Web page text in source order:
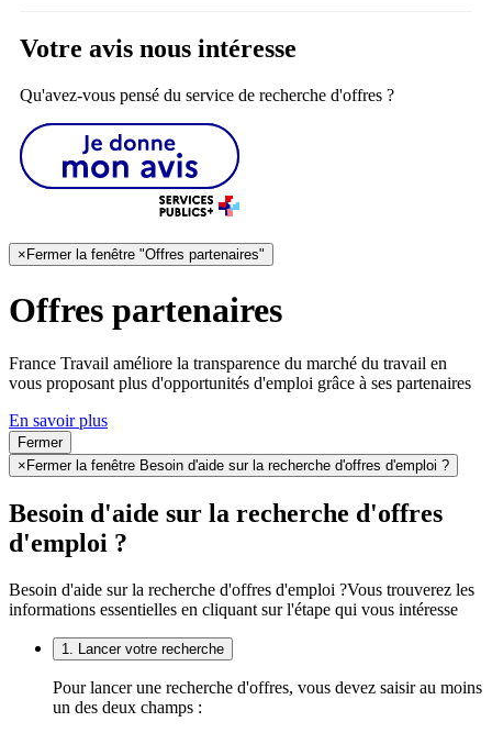
Votre avis nous intéresse
Qu'avez-vous pensé du service de recherche d'offres ?
× Fermer la fenêtre "Offres partenaires"
Offres partenaires
France Travail améliore la transparence du marché du travail en
vous proposant plus d'opportunités d'emploi grâce à ses partenaires
En savoir plus
Fermer
× Fermer la fenêtre Besoin d'aide sur la recherche d'offres d'emploi ?
Besoin d'aide sur la recherche d'offres
d'emploi ?
Besoin d'aide sur la recherche d'offres d'emploi ?Vous trouverez les
informations essentielles en cliquant sur l'étape qui vous intéresse
1. Lancer votre recherche
Pour lancer une recherche d'offres, vous devez saisir au moins
un des deux champs :